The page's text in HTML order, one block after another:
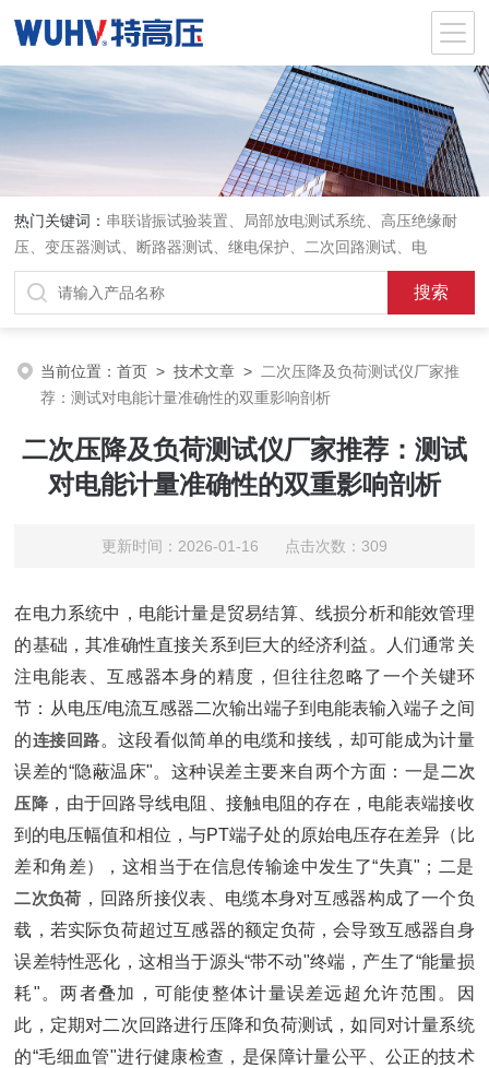
热门关键词： 串联谐振试验装置、局部放电测试系统、高压绝缘耐
压、变压器测试、断路器测试、继电保护、二次回路测试、电
当前位置：首页 >技术文章 > 二次压降及负荷测试仪厂家推
荐：测试对电能计量准确性的双重影响剖析
二次压降及负荷测试仪厂家推荐：测试
对电能计量准确性的双重影响剖析
更新时间：2026-01-16 点击次数：309
在电力系统中，电能计量是贸易结算、线损分析和能效管理
的基础，其准确性直接关系到巨大的经济利益。人们通常关
注电能表、互感器本身的精度，但往往忽略了一个关键环
节：从电压/电流互感器二次输出端子到电能表输入端子之间
的‌连接回路‌。这段看似简单的电缆和接线，却可能成为计量
误差的“隐蔽温床"。这种误差主要来自两个方面：一是‌二次
压降‌，由于回路导线电阻、接触电阻的存在，电能表端接收
到的电压幅值和相位，与PT端子处的原始电压存在差异（比
差和角差），这相当于在信息传输途中发生了“失真"；二是‌
二次负荷 ‌，回路所接仪表、电缆本身对互感器构成了一个负
载，若实际负荷超过互感器的额定负荷，会导致互感器自身
误差特性恶化，这相当于源头“带不动"终端，产生了“能量损
耗"。两者叠加，可能使整体计量误差远超允许范围。因
此，定期对二次回路进行压降和负荷测试，如同对计量系统
的“毛细血管"进行健康检查，是保障计量公平、公正的技术